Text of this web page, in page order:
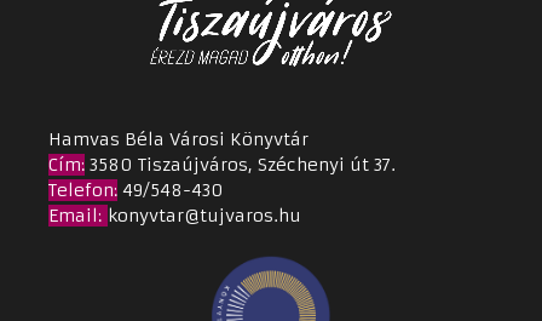
Hamvas Béla Városi Könyvtár
Cím: 3580 Tiszaújváros, Széchenyi út 37.
Telefon: 49/548-430
Email : konyvtar@tujvaros.hu